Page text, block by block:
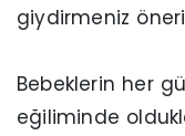
giydirmeniz
Bebeklerin her
eğiliminde